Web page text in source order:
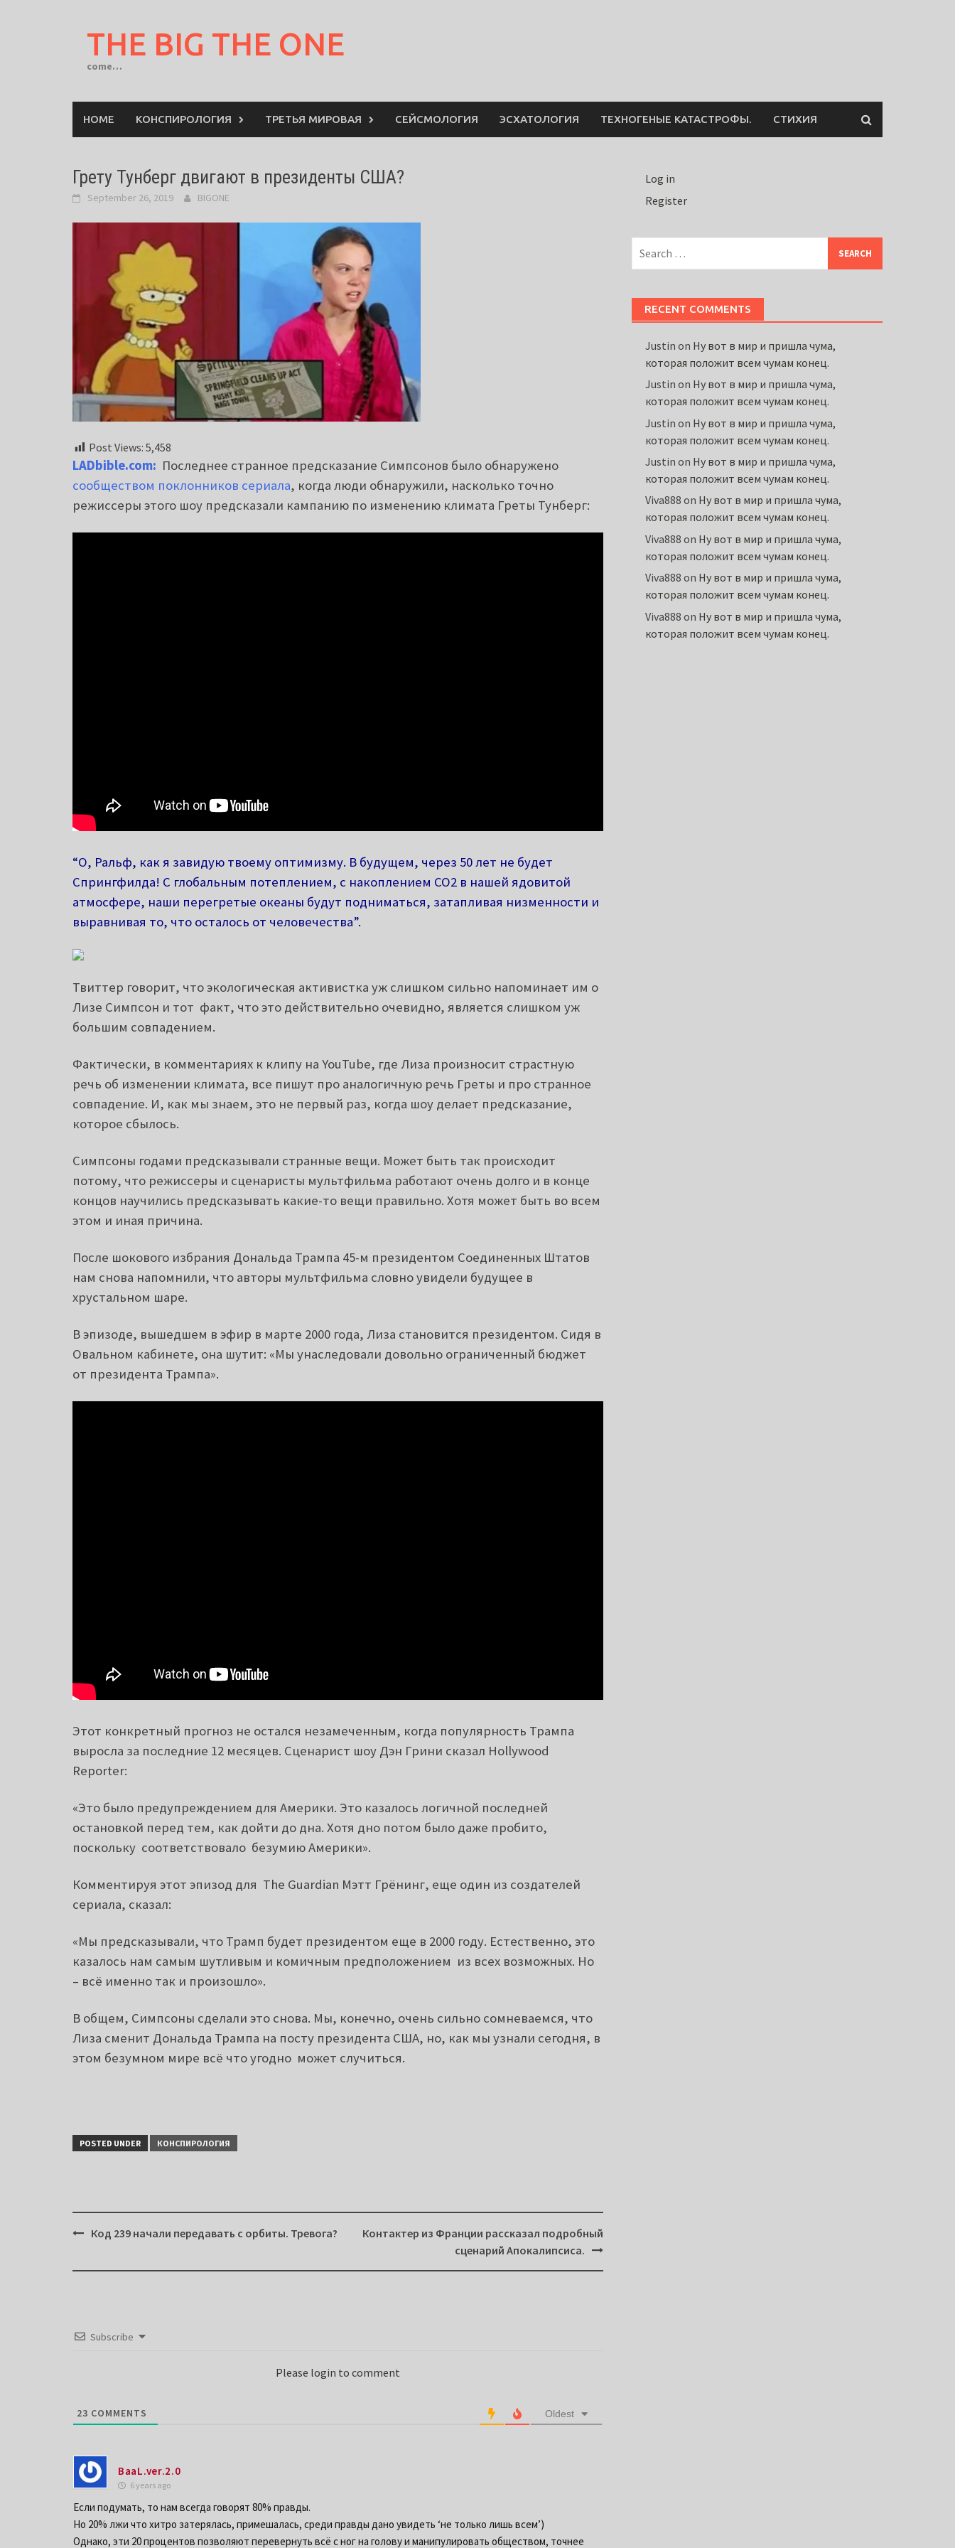
THE BIG THE ONE
come…
HOME КОНСПИРОЛОГИЯ ТРЕТЬЯ МИРОВАЯ СЕЙСМОЛОГИЯ ЭСХАТОЛОГИЯ ТЕХНОГЕНЫЕ КАТАСТРОФЫ. СТИХИЯ
Грету Тунберг двигают в президенты США?
September 26, 2019 BIGONE
Post Views: 5,458
LADbible.com: Последнее странное предсказание Симпсонов было обнаружено
сообществом поклонников сериала, когда люди обнаружили, насколько точно
режиссеры этого шоу предсказали кампанию по изменению климата Греты Тунберг:
“О, Ральф, как я завидую твоему оптимизму. В будущем, через 50 лет не будет
Спрингфилда! С глобальным потеплением, с накоплением СО2 в нашей ядовитой
атмосфере, наши перегретые океаны будут подниматься, затапливая низменности и
выравнивая то, что осталось от человечества”.
Твиттер говорит, что экологическая активистка уж слишком сильно напоминает им о
Лизе Симпсон и тот факт, что это действительно очевидно, является слишком уж
большим совпадением.
Фактически, в комментариях к клипу на YouTube, где Лиза произносит страстную
речь об изменении климата, все пишут про аналогичную речь Греты и про странное
совпадение. И, как мы знаем, это не первый раз, когда шоу делает предсказание,
которое сбылось.
Симпсоны годами предсказывали странные вещи. Может быть так происходит
потому, что режиссеры и сценаристы мультфильма работают очень долго и в конце
концов научились предсказывать какие-то вещи правильно. Хотя может быть во всем
этом и иная причина.
После шокового избрания Дональда Трампа 45-м президентом Соединенных Штатов
нам снова напомнили, что авторы мультфильма словно увидели будущее в
хрустальном шаре.
В эпизоде, вышедшем в эфир в марте 2000 года, Лиза становится президентом. Сидя в
Овальном кабинете, она шутит: «Мы унаследовали довольно ограниченный бюджет
от президента Трампа».
Этот конкретный прогноз не остался незамеченным, когда популярность Трампа
выросла за последние 12 месяцев. Сценарист шоу Дэн Грини сказал Hollywood
Reporter:
«Это было предупреждением для Америки. Это казалось логичной последней
остановкой перед тем, как дойти до дна. Хотя дно потом было даже пробито,
поскольку соответствовало безумию Америки».
Комментируя этот эпизод для The Guardian Мэтт Грёнинг, еще один из создателей
сериала, сказал:
«Мы предсказывали, что Трамп будет президентом еще в 2000 году. Естественно, это
казалось нам самым шутливым и комичным предположением из всех возможных. Но
– всё именно так и произошло».
В общем, Симпсоны сделали это снова. Мы, конечно, очень сильно сомневаемся, что
Лиза сменит Дональда Трампа на посту президента США, но, как мы узнали сегодня, в
этом безумном мире всё что угодно может случиться.
POSTED UNDER КОНСПИРОЛОГИЯ
PostКод 239 начали передавать с орбиты. Тревога?
Контактер из Франции рассказал подробный
сценарий Апокалипсиса.
Subscribe
Please login to comment
23 COMMENTS Oldest
BaaL.ver.2.0
6 years ago
Если подумать, то нам всегда говорят 80% правды.
Но 20% лжи что хитро затерялась, примешалась, среди правды дано увидеть ‘не только лишь всем’)
Однако, эти 20 процентов позволяют перевернуть всё с ног на голову и манипулировать обществом, точнее
Log in
Register
for:
RECENT COMMENTS
Justin on Ну вот в мир и пришла чума,
которая положит всем чумам конец.
Justin on Ну вот в мир и пришла чума,
которая положит всем чумам конец.
Justin on Ну вот в мир и пришла чума,
которая положит всем чумам конец.
Justin on Ну вот в мир и пришла чума,
которая положит всем чумам конец.
Viva888 on Ну вот в мир и пришла чума,
которая положит всем чумам конец.
Viva888 on Ну вот в мир и пришла чума,
которая положит всем чумам конец.
Viva888 on Ну вот в мир и пришла чума,
которая положит всем чумам конец.
Viva888 on Ну вот в мир и пришла чума,
которая положит всем чумам конец.